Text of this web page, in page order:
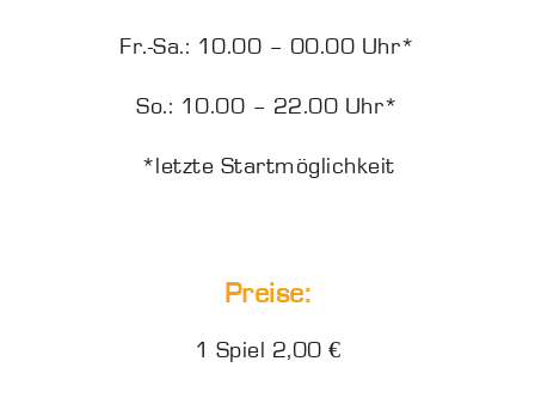
Fr.-Sa.: 10.00 – 00.00 Uhr*
So.: 10.00 – 22.00 Uhr*
*letzte Startmöglichkeit
Preise:
1 Spiel 2,00 €